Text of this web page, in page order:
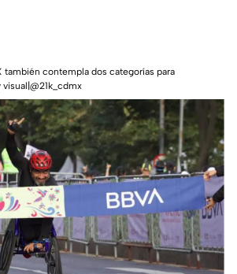
también contempla dos categorías para